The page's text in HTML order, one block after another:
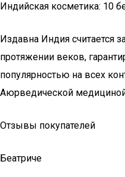
Индийская косметика: 10
Издавна Индия считается
протяжении веков,
популярностью на всех
Аюрведической
Отзывы покупателей
Беатриче